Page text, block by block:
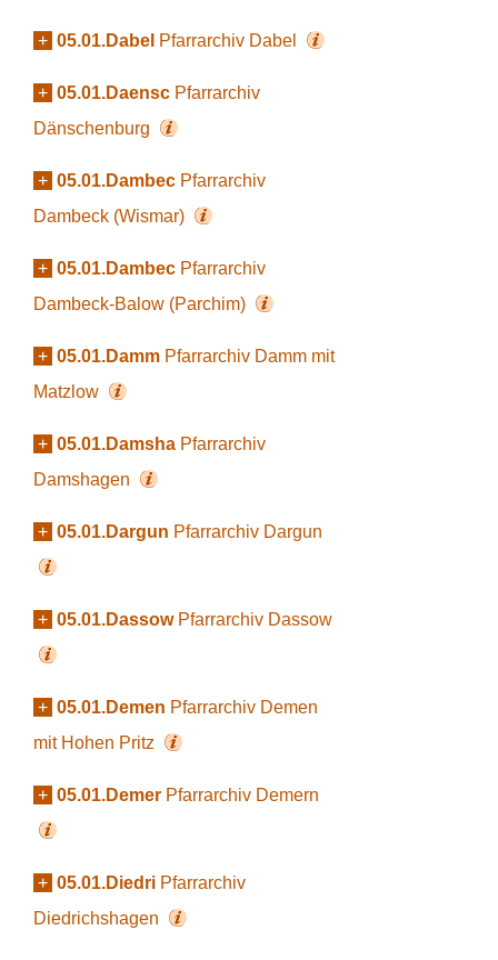
+ 05.01.Dabel Pfarrarchiv Dabel
+ 05.01.Daensc Pfarrarchiv
Dänschenburg
+ 05.01.Dambec Pfarrarchiv
Dambeck (Wismar)
+ 05.01.Dambec Pfarrarchiv
Dambeck-Balow (Parchim)
+ 05.01.Damm Pfarrarchiv Damm mit
Matzlow
+ 05.01.Damsha Pfarrarchiv
Damshagen
+ 05.01.Dargun Pfarrarchiv Dargun
+ 05.01.Dassow Pfarrarchiv Dassow
+ 05.01.Demen Pfarrarchiv Demen
mit Hohen Pritz
+ 05.01.Demer Pfarrarchiv Demern
+ 05.01.Diedri Pfarrarchiv
Diedrichshagen